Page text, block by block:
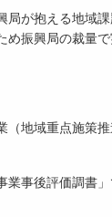
抱える地域課
め振興局の裁量
地域重点施策推
後評価調書」